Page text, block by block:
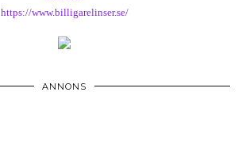
https://www.billigarelinser.se/
ANNONS